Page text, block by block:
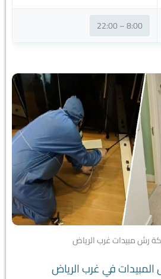
8:00 – 22:00
رش مبيدات غرب الرياض
المبيدات في غرب الرياض